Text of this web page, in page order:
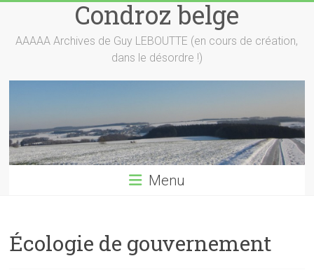
content
Condroz belge
AAAAA Archives de Guy LEBOUTTE (en cours de création,
dans le désordre !)
Menu
Écologie de gouvernement